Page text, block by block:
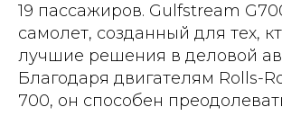
19 пассажиров. Gulfstream
самолет, созданный для тех,
лучшие решения в деловой
Благодаря двигателям Rolls-
700, он способен